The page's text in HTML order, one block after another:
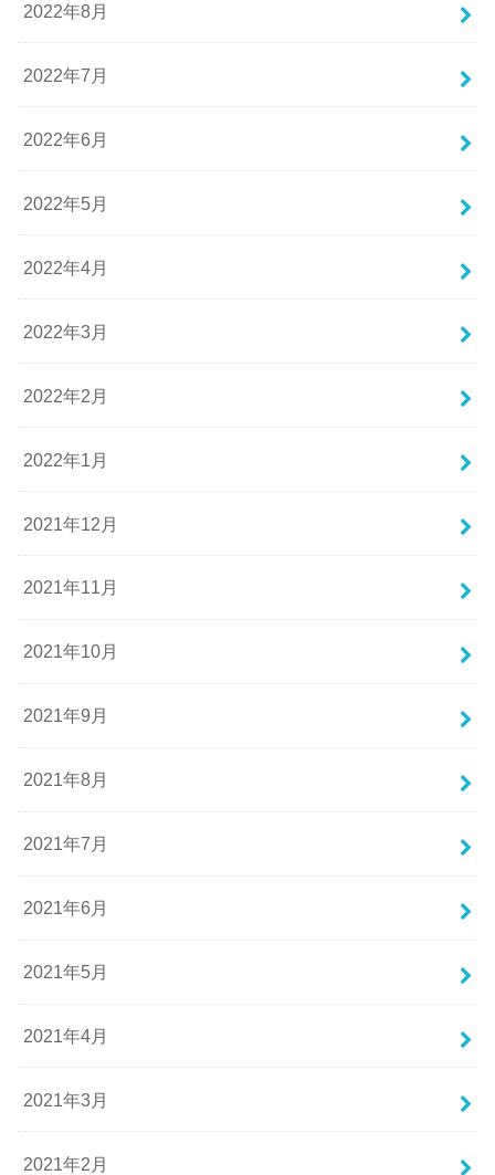
2022年8月
2022年7月
2022年6月
2022年5月
2022年4月
2022年3月
2022年2月
2022年1月
2021年12月
2021年11月
2021年10月
2021年9月
2021年8月
2021年7月
2021年6月
2021年5月
2021年4月
2021年3月
2021年2月